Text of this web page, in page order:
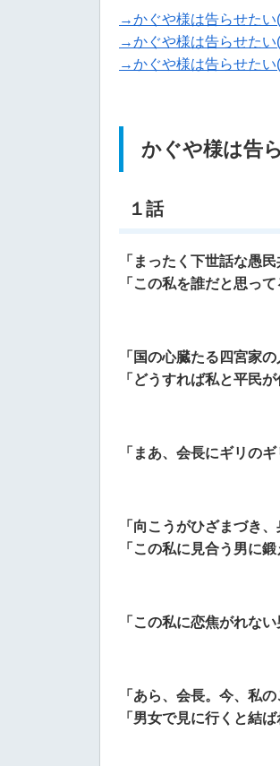
→かぐや様は告らせたい
→かぐや様は告らせたい
→かぐや様は告らせたい
かぐや様は告
１話
「まったく下世話な愚民
「この私を誰だと思って
「国の心臓たる四宮家の
「どうすれば私と平民
「まあ、会長にギリの
「向こうがひざまづき
「この私に見合う男に
「この私に恋焦がれな
「あら、会長。今、私
「 男女で見に行くと結